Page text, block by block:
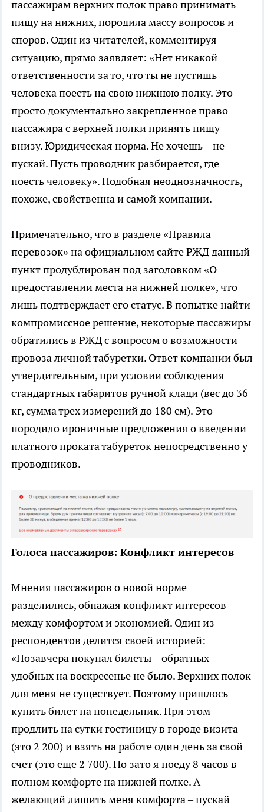
пассажирам верхних полок право принимать
пищу на нижних, породила массу вопросов и
споров. Один из читателей, комментируя
ситуацию, прямо заявляет: «Нет никакой
ответственности за то, что ты не пустишь
человека поесть на свою нижнюю полку. Это
просто документально закрепленное право
пассажира с верхней полки принять пищу
внизу. Юридическая норма. Не хочешь – не
пускай. Пусть проводник разбирается, где
поесть человеку». Подобная неоднозначность,
похоже, свойственна и самой компании.
Примечательно, что в разделе «Правила
перевозок» на официальном сайте РЖД данный
пункт продублирован под заголовком «О
предоставлении места на нижней полке», что
лишь подтверждает его статус. В попытке найти
компромиссное решение, некоторые пассажиры
обратились в РЖД с вопросом о возможности
провоза личной табуретки. Ответ компании был
утвердительным, при условии соблюдения
стандартных габаритов ручной клади (вес до 36
кг, сумма трех измерений до 180 см). Это
породило ироничные предложения о введении
платного проката табуреток непосредственно у
проводников.
Голоса пассажиров: Конфликт интересов
Мнения пассажиров о новой норме
разделились, обнажая конфликт интересов
между комфортом и экономией. Один из
респондентов делится своей историей:
«Позавчера покупал билеты – обратных
удобных на воскресенье не было. Верхних полок
для меня не существует. Поэтому пришлось
купить билет на понедельник. При этом
продлить на сутки гостиницу в городе визита
(это 2 200) и взять на работе один день за свой
счет (это еще 2 700). Но зато я поеду 8 часов в
полном комфорте на нижней полке. А
желающий лишить меня комфорта – пускай